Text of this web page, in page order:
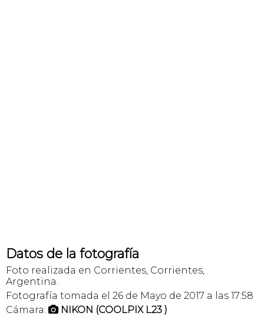
Datos de la fotografía
Foto realizada en Corrientes, Corrientes,
Argentina.
Fotografía tomada el 26 de Mayo de 2017 a las 17:58
Cámara:  NIKON (COOLPIX L23 )